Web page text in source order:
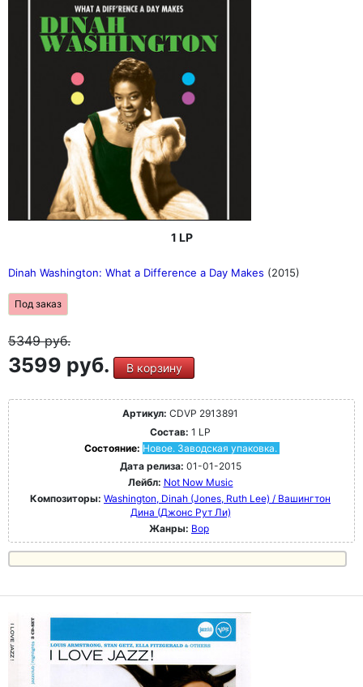
1 LP
Dinah Washington: What a Difference a Day Makes (2015)
Под заказ
5349руб.
3599 руб. В корзину
Артикул: CDVP 2913891
Состав: 1 LP
Состояние: Новое. Заводская упаковка.
Дата релиза: 01-01-2015
Лейбл: Not Now Music
Композиторы: Washington, Dinah (Jones, Ruth Lee) / Вашингтон
Дина (Джонс Рут Ли)
Жанры: Bop